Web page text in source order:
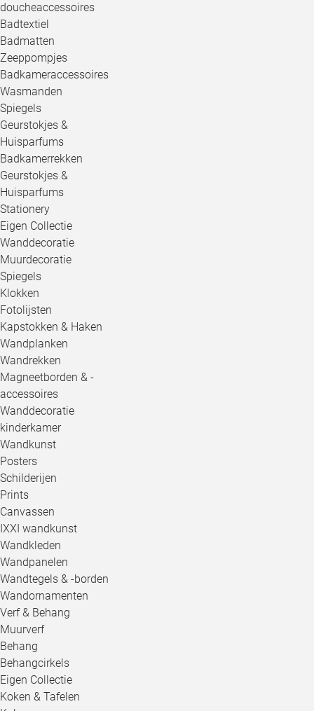
doucheaccessoires
Badtextiel
Badmatten
Zeeppompjes
Badkameraccessoires
Wasmanden
Spiegels
Geurstokjes &
Huisparfums
Badkamerrekken
Geurstokjes &
Huisparfums
Stationery
Eigen Collectie
Wanddecoratie
Muurdecoratie
Spiegels
Klokken
Fotolijsten
Kapstokken & Haken
Wandplanken
Wandrekken
Magneetborden & -
accessoires
Wanddecoratie
kinderkamer
Wandkunst
Posters
Schilderijen
Prints
Canvassen
IXXI wandkunst
Wandkleden
Wandpanelen
Wandtegels & -borden
Wandornamenten
Verf & Behang
Muurverf
Behang
Behangcirkels
Eigen Collectie
Koken & Tafelen